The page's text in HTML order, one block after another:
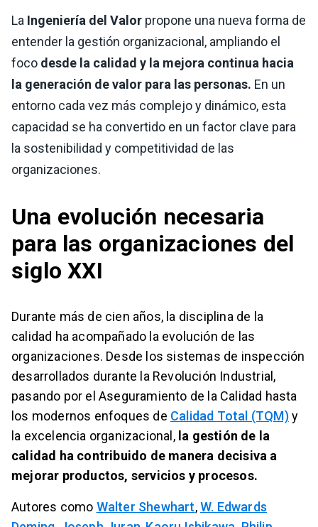
La Ingeniería del Valor propone una nueva forma de
entender la gestión organizacional, ampliando el
foco desde la calidad y la mejora continua hacia
la generación de valor para las personas. En un
entorno cada vez más complejo y dinámico, esta
capacidad se ha convertido en un factor clave para
la sostenibilidad y competitividad de las
organizaciones.
Una evolución necesaria
para las organizaciones del
siglo XXI
Durante más de cien años, la disciplina de la
calidad ha acompañado la evolución de las
organizaciones. Desde los sistemas de inspección
desarrollados durante la Revolución Industrial,
pasando por el Aseguramiento de la Calidad hasta
los modernos enfoques de Calidad Total (TQM)y
la excelencia organizacional, la gestión de la
calidad ha contribuido de manera decisiva a
mejorar productos, servicios y procesos.
Autores como Walter Shewhart,W. Edwards